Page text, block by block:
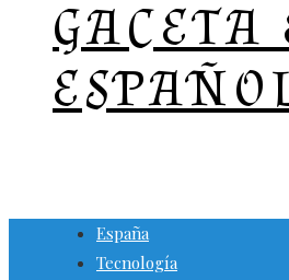
GACETA
España
Tecnología